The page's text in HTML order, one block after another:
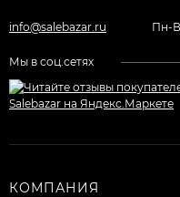
info@salebazar.ru Пн-
Мы в соц.сетях
КОМПАНИЯ